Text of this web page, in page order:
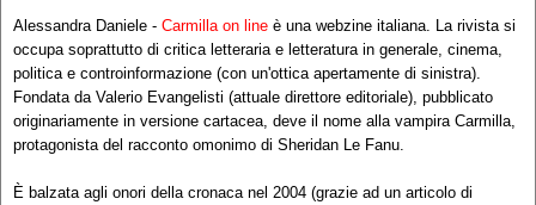
Alessandra Daniele - Carmilla on line è una webzine italiana. La rivista si
occupa soprattutto di critica letteraria e letteratura in generale, cinema,
politica e controinformazione (con un'ottica apertamente di sinistra).
Fondata da Valerio Evangelisti (attuale direttore editoriale), pubblicato
originariamente in versione cartacea, deve il nome alla vampira Carmilla,
protagonista del racconto omonimo di Sheridan Le Fanu.
È balzata agli onori della cronaca nel 2004 (grazie ad un articolo di